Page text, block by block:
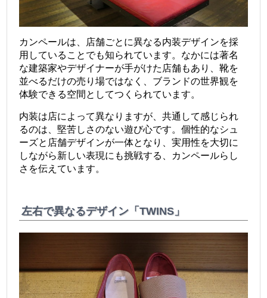
カンペールは、店舗ごとに異なる内装デザインを採
用していることでも知られています。なかには著名
な建築家やデザイナーが手がけた店舗もあり、靴を
並べるだけの売り場ではなく、ブランドの世界観を
体験できる空間としてつくられています。
内装は店によって異なりますが、共通して感じられ
るのは、堅苦しさのない遊び心です。個性的なシュ
ーズと店舗デザインが一体となり、実用性を大切に
しながら新しい表現にも挑戦する、カンペールらし
さを伝えています。
左右で異なるデザイン「TWINS」